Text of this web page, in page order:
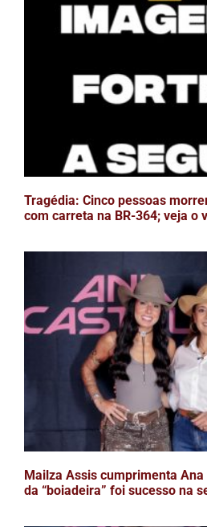
Tragédia: Cinco pessoas
com carreta na BR-364; veja o
Mailza Assis cumprimenta
da “boiadeira” foi sucesso na